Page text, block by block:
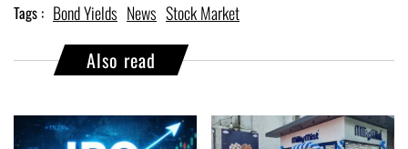
Tags : Bond Yields News Stock Market
Also read